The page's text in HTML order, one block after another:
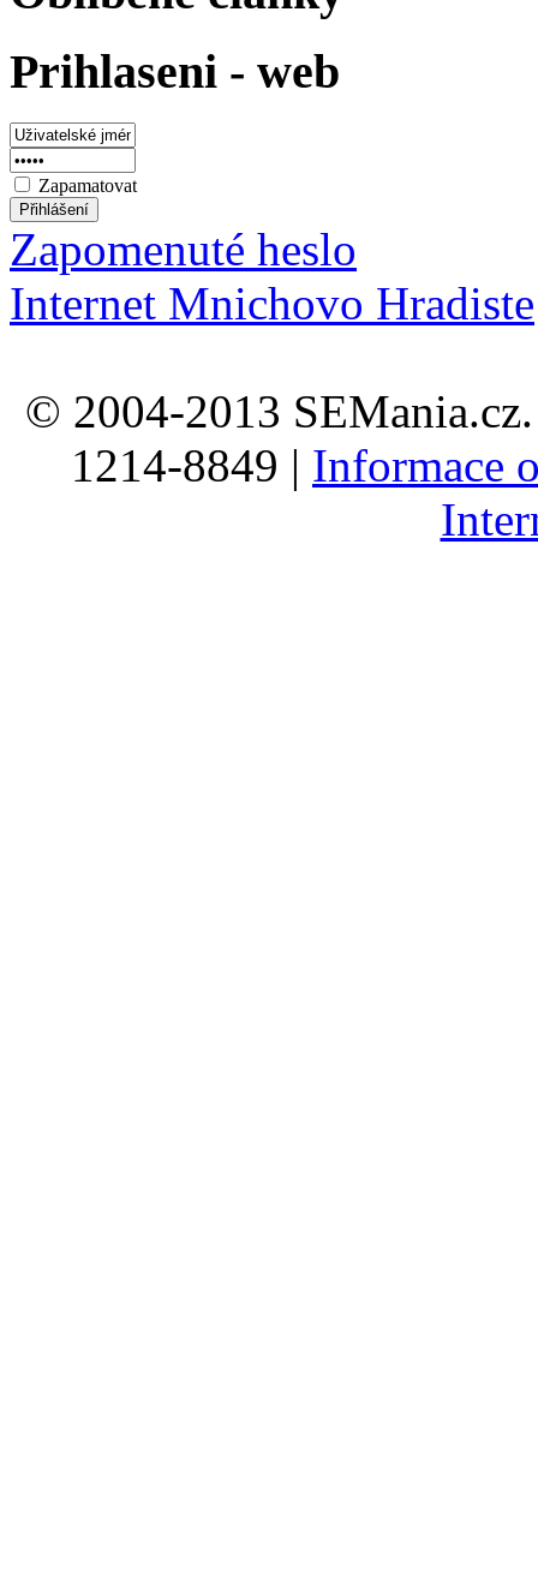
Prihlaseni - web
Zapamatovat
Zapomenuté heslo
Internet Mnichovo Hradiste
© 2004-2013
1214-8849 | Informace